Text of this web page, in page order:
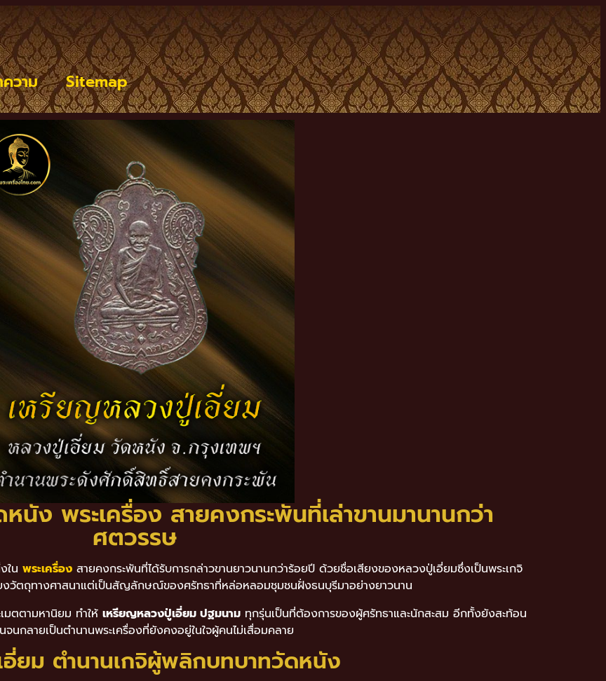
วาม Sitemap
ง พระเครื่อง สายคงกระพันที่เล่าขานมานานกว่า
ศตวรรษ
ใน พระเครื่อง สายคงกระพันที่ได้รับการกล่าวขานยาวนานกว่าร้อยปี ด้วยชื่อเสียงของหลวงปู่เอี่ยมซึ่งเป็นพระเกจิ
วัตถุทางศาสนาแต่เป็นสัญลักษณ์ของศรัทธาที่หล่อหลอมชุมชนฝั่งธนบุรีมาอย่างยาวนาน
ตตามหานิยม ทำให้ เหรียญหลวงปู่เอี่ยม ปฐมนาม ทุกรุ่นเป็นที่ต้องการของผู้ศรัทธาและนักสะสม อีกทั้งยังสะท้อน
กลายเป็นตำนานพระเครื่องที่ยังคงอยู่ในใจผู้คนไม่เสื่อมคลาย
ยม ตำนานเกจิผู้พลิกบทบาทวัดหนัง